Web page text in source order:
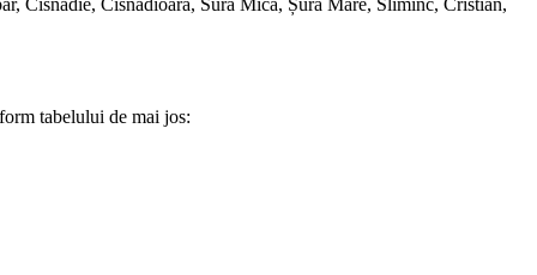
Cisnădie, Cisnădioara, Sura Mică, Șura Mare, Sliminc, Cristian,
tabelului de mai jos: